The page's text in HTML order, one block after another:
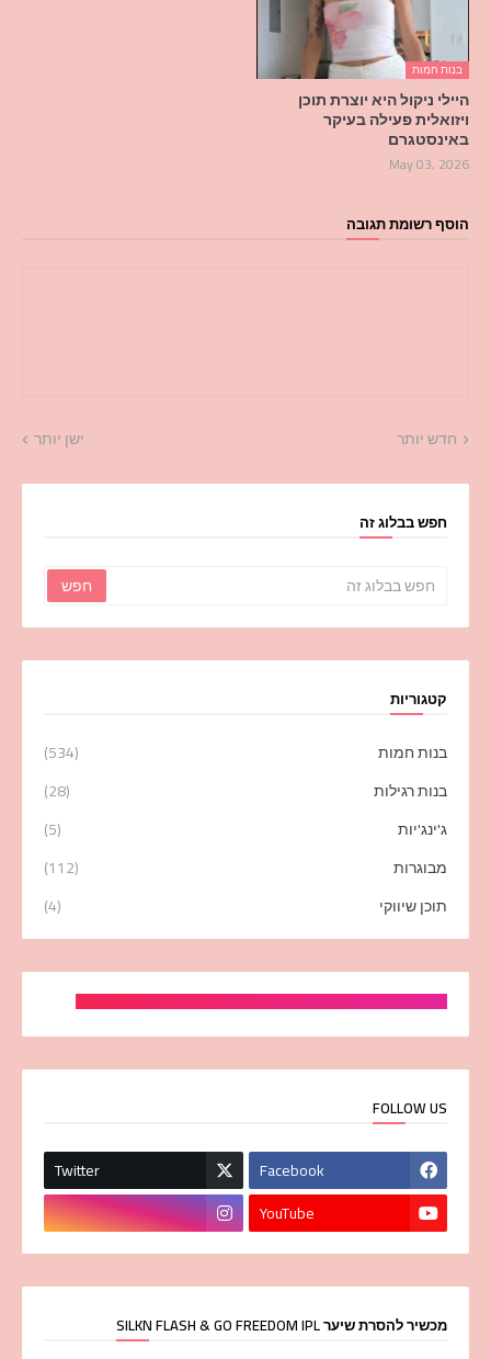
בנות חמות
היילי ניקול היא יוצרת תוכן
ויזואלית פעילה בעיקר
באינסטגרם
May 03, 2026
הוסף רשומת תגובה
חדש יותר ישן יותר
חפש בבלוג זה
קטגוריות
בנות חמות
(534)
בנות רגילות
(28)
ג'ינג'יות
(5)
מבוגרות
(112)
תוכן שיווקי
(4)
FOLLOW US
Facebook
Twitter
YouTube
מכשיר להסרת שיער SILKN FLASH & GO FREEDOM IPL